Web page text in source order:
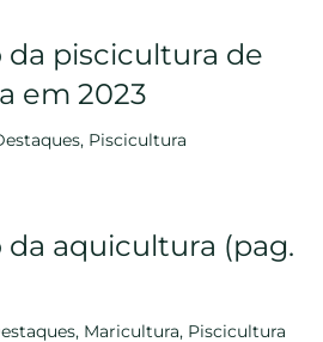
piscicultura de
em 2023
, Piscicultura
aquicultura (pag.
, Maricultura, Piscicultura